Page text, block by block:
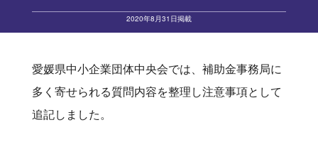
2020年8月31日掲載
愛媛県中小企業団体中央会では、補助金事務局に
多く寄せられる質問内容を整理し注意事項として
追記しました。